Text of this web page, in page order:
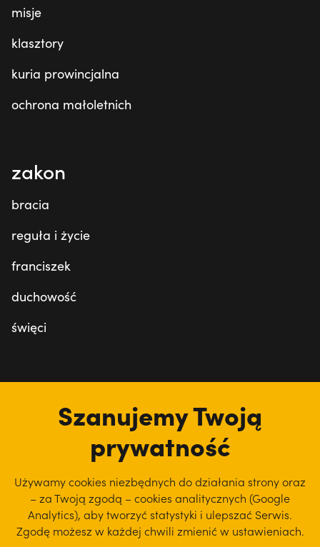
misje
klasztory
kuria prowincjalna
ochrona małoletnich
zakon
bracia
reguła i życie
franciszek
duchowość
święci
Szanujemy Twoją
prywatność
Używamy cookies niezbędnych do działania strony oraz
– za Twoją zgodą – cookies analitycznych (Google
Analytics), abytworzyć statystyki i ulepszać Serwis.
Zgodę możesz w każdej chwili zmienić w ustawieniach.